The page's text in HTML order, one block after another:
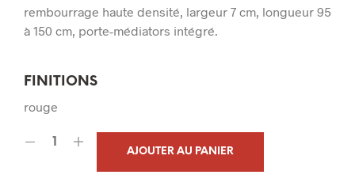
rembourrage haute densité, largeur 7 cm, longueur 95
à 150 cm, porte-médiators intégré.
FINITIONS
rouge
AJOUTER AU PANIER